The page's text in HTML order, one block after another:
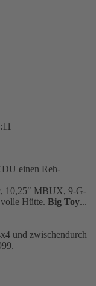
einen Reh-
10,25″ MBUX, 9-G-
Hütte. Big Toy...
und zwischendurch